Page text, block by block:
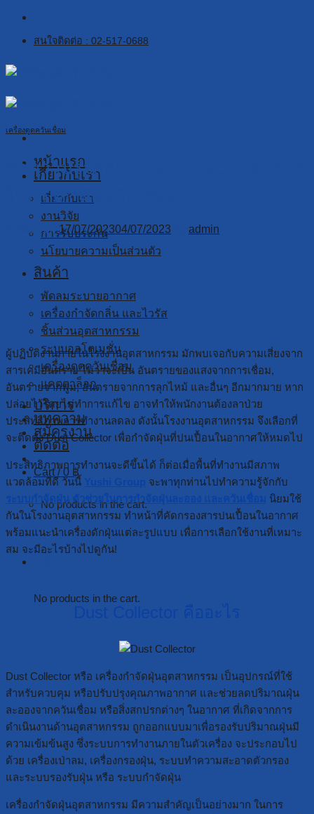
Skip
contentสนใจติดต่อ : 02-517-0688
หน้าแรก
เกี่ยวกับเรา
เกี่ยวกับเรา
งานวิจัย
การรับประกัน
นโยบายความเป็นส่วนตัว
สินค้า
พัดลมระบายอากาศ
เครื่องกำจัดกลิ่น และไวรัส
ชิ้นส่วนอุตสาหกรรม
ระบบออโตเมชั่น
เครื่องดูดควันเชื่อม
แคตตาล็อก
บริการ
บทความ
สมัครงาน
ติดต่อ
Cart /0 ฿
No products in the cart.
No products in the cart.
เครื่องดูดควันเชื่อม
ทำความรู้จักกับ Dust Collector ตัวช่วย
ในการกำจัดควันเชื่อม
Posted on17/07/202304/07/2023 admin
ผู้ปฏิบัติงานภายในโรงงานอุตสาหกรรม มักพบเจอกับความเสี่ยงจาก
สารเคมีอันตราย ไม่ว่าจะเป็น อันตรายของแสงจากการเชื่อม,
อันตรายจากฟูม, อันตรายจากการลุกไหม้ และอื่นๆ อีกมากมาย หาก
ปล่อยไว้โดยไม่ทำการแก้ไข อาจทำให้พนักงานต้องลาป่วย
ประสิทธิภาพการทำงานลดลง ดังนั้นโรงงานอุตสาหกรรม จึงเลือกที่
จะติดตั้งDust Collector เพื่อกำจัดฝุ่นที่ปนเปื้อนในอากาศให้หมดไป
ประสิทธิภาพการทำงานจะดีขึ้นได้ ก็ต่อเมื่อพื้นที่ทำงานมีสภาพ
แวดล้อมที่ดี วันนี้
จะพาทุกท่านไปทำความรู้จักกับ
ระบบกำจัดฝุ่น ตัวช่วยในการกำจัดฝุ่นละออง และ
นิยมใช้
กันในโรงงานอุตสาหกรรม ทำหน้าที่คัดกรองสารปนเปื้อนในอากาศ
พร้อมแนะนำเครื่องดักฝุ่นแต่ละรูปแบบ เพื่อการเลือกใช้งานที่เหมาะ
สม จะมีอะไรบ้างไปดูกัน!
Dust Collector หรือ เครื่องกำจัดฝุ่นอุตสาหกรรม เป็นอุปกรณ์ที่ใช้
สำหรับควบคุม หรือปรับปรุงคุณภาพอากาศ และช่วยลดปริมาณฝุ่น
ละอองจากควันเชื่อม หรือสิ่งสกปรกต่างๆ ในอากาศ ที่เกิดจากการ
ดำเนินงานด้านอุตสาหกรรม ถูกออกแบบมาเพื่อรองรับปริมาณฝุ่นมี
ความเข้มข้นสูง ซึ่งระบบการทำงานภายในตัวเครื่อง จะประกอบไป
ด้วย เครื่องเป่าลม, เครื่องกรองฝุ่น, ระบบทำความสะอาดตัวกรอง
และระบบรองรับฝุ่น หรือ ระบบกำจัดฝุ่น
เครื่องกำจัดฝุ่นอุตสาหกรรม มีความสำคัญเป็นอย่างมาก ในการ